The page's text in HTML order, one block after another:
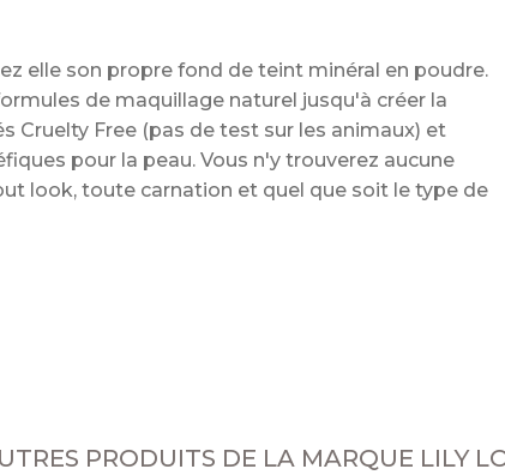
elle son propre fond de teint minéral en poudre.
de maquillage naturel jusqu'à créer la
Cruelty Free (pas de test sur les animaux) et
pour la peau. Vous n'y trouverez aucune
look, toute carnation et quel que soit le type de
PRODUITS DE LA MARQUE LILY